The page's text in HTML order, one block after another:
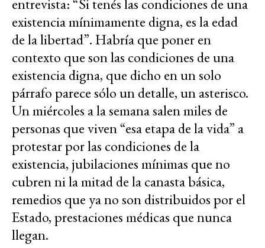
entrevista: “Si tenés las condiciones de una
existencia mínimamente digna, es la edad
de la libertad”. Habría que poner en
contexto que son las condiciones de una
existencia digna, que dicho en un solo
párrafo parece sólo un detalle, un asterisco.
Un miércoles a la semana salen miles de
personas que viven “esa etapa de la vida” a
protestar por las condiciones de la
existencia, jubilaciones mínimas que no
cubren ni la mitad de la canasta básica,
remedios que ya no son distribuidos por el
Estado, prestaciones médicas que nunca
llegan.